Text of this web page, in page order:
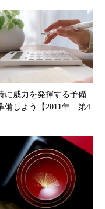
に威力を発揮する予備
備しよう【2011年 第4